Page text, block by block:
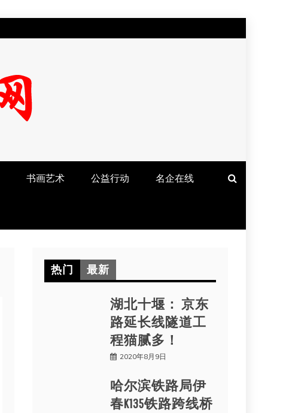
书画艺术 公益行动 名企在线
热门 最新
湖北十堰： 京东
路延长线隧道工
程猫腻多！
2020年8月9日
哈尔滨铁路局伊
春K135铁路跨线桥